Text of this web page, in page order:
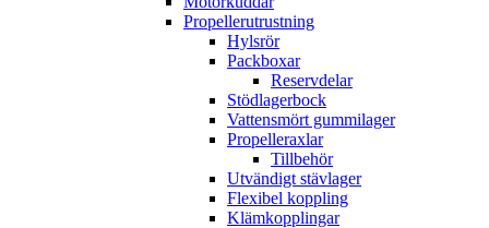
Propellerutrustning
Hylsrör
Packboxar
Reservdelar
Stödlagerbock
Vattensmört gummilager
Propelleraxlar
Tillbehör
Utvändigt stävlager
Flexibel koppling
Klämkopplingar